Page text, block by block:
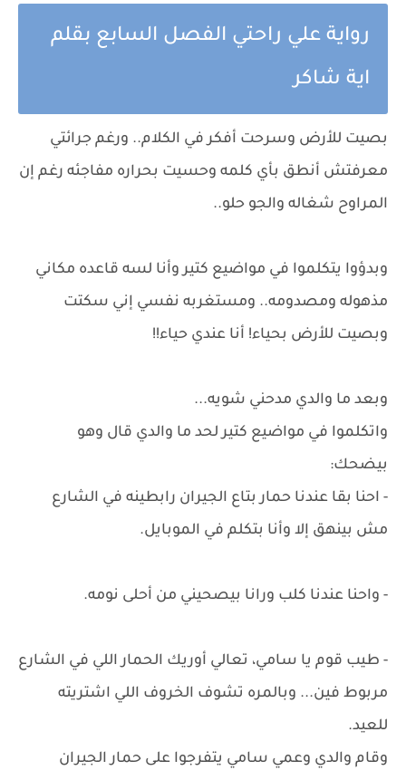
رواية علي راحتي الفصل السابع بقلم
اية شاكر
بصيت للأرض وسرحت أفكر في الكلام.. ورغم جرائتي
معرفتش أنطق بأي كلمه وحسيت بحراره مفاجئه رغم إن
المراوح شغاله والجو حلو..
وبدؤوا يتكلموا في مواضيع كتير وأنا لسه قاعده مكاني
مذهوله ومصدومه.. ومستغربه نفسي إني سكتت
وبصيت للأرض بحياء! أنا عندي حياء!!
وبعد ما والدي مدحني شويه...
واتكلموا في مواضيع كتير لحد ما والدي قال وهو
بيضحك:
- احنا بقا عندنا حمار بتاع الجيران رابطينه في الشارع
مش بينهق إلا وأنا بتكلم في الموبايل.
- واحنا عندنا كلب ورانا بيصحيني من أحلى نومه.
- طيب قوم يا سامي، تعالي أوريك الحمار اللي في الشارع
مربوط فين... وبالمره تشوف الخروف اللي اشتريته
للعيد.
وقام والدي وعمي سامي يتفرجوا على حمار الجيران